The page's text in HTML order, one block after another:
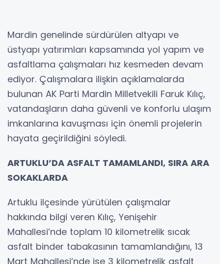
Mardin genelinde sürdürülen altyapı ve
üstyapı yatırımları kapsamında yol yapım ve
asfaltlama çalışmaları hız kesmeden devam
ediyor. Çalışmalara ilişkin açıklamalarda
bulunan AK Parti Mardin Milletvekili Faruk Kılıç,
vatandaşların daha güvenli ve konforlu ulaşım
imkanlarına kavuşması için önemli projelerin
hayata geçirildiğini söyledi.
ARTUKLU’DA ASFALT TAMAMLANDI, SIRA ARA
SOKAKLARDA
Artuklu ilçesinde yürütülen çalışmalar
hakkında bilgi veren Kılıç, Yenişehir
Mahallesi’nde toplam 10 kilometrelik sıcak
asfalt binder tabakasının tamamlandığını, 13
Mart Mahallesi’nde ise 3 kilometrelik asfalt